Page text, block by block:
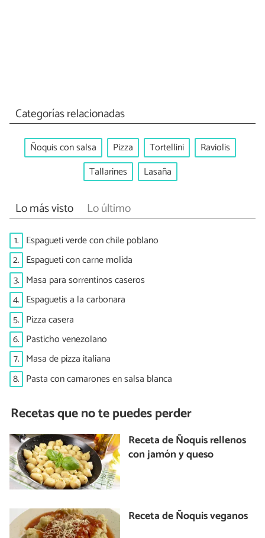
Categorías relacionadas
Ñoquis con salsa Pizza Tortellini
Raviolis
Tallarines
Lasaña
Lo más visto Lo último
1. Espagueti verde con chile poblano
2. Espagueti con carne molida
3. Masa para sorrentinos caseros
4. Espaguetis a la carbonara
5. Pizza casera
6. Pasticho venezolano
7. Masa de pizza italiana
8. Pasta con camarones en salsa blanca
Recetas que no te puedes perder
Receta de Ñoquis rellenos
con jamón y queso
Receta de Ñoquis veganos